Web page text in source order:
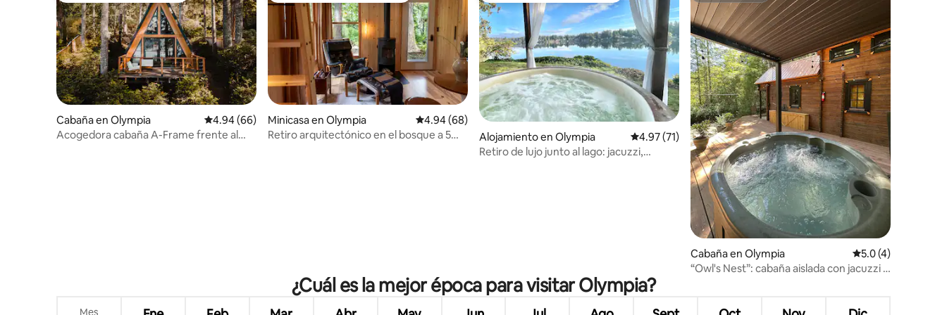
Cabaña en Olympia Calificación promedio: 4.94 de 5, 66 reseñas
4.94 (66)
Acogedora cabaña A-Frame frente al
Minicasa en Olympia Calificación promedio: 4.94 de 5, 68 reseñas
4.94 (68)
Retiro arquitectónico en el bosque a 5
Alojamiento en Olympia Calificación promedio: 4.97 de 5, 71 reseñas
4.97 (71)
Retiro de lujo junto al lago: jacuzzi,
Cabaña en Olympia Calificación
5.0 (4)
“Owl's Nest”: cabaña aislada con jacuzzi y
¿Cuál es la mejor época para visitar Olympia?
Mes